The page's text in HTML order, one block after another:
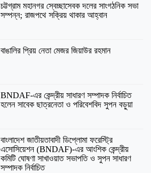
চট্টগ্রাম মহানগর স্বেচ্ছাসেবক দলের সাংগঠনিক সভা
সম্পন্ন; রাজপথে সক্রিয় থাকার আহ্বান
বাঙালির প্রিয় নেতা মেজর জিয়াউর রহমান
BNDAF-এর কেন্দ্রীয় সাধারণ সম্পাদক নির্বাচিত
হলেন সাবেক ছাত্রনেতা ও পরিবেশবিদ সুপন বড়ুয়া
বাংলাদেশ জাতীয়তাবাদী ডিপ্লোমা ফরেস্ট্রি
এসোসিয়েশন (BNDAF)-এর আংশিক কেন্দ্রীয়
কমিটি ঘোষণা ​সাখাওয়াত সভাপতি ও সুপন সাধারণ
সম্পাদক নির্বাচিত